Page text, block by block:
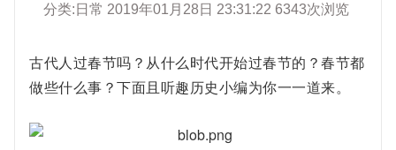
分类:日常 2019年01月28日 23:31:22 6343次浏览
古代人过春节吗？从什么时代开始过春节的？春节都
做些什么事？下面且听趣历史小编为你一一道来。